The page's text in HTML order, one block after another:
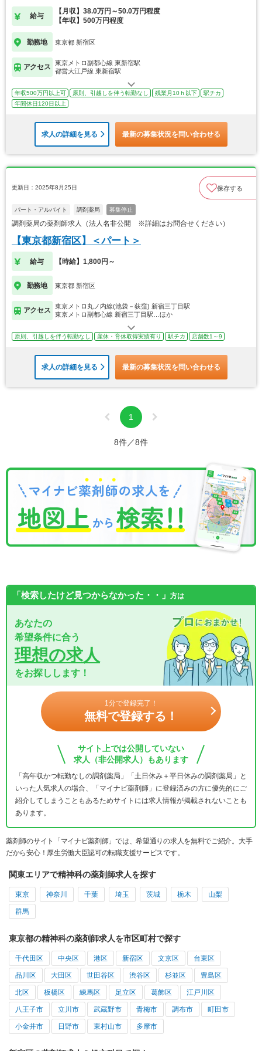
給与
【月収】38.0万円～50.0万円程度
【年収】500万円程度
勤務地 東京都 新宿区
アクセス
東京メトロ副都心線 東新宿駅
都営大江戸線 東新宿駅
年収500万円以上可 原則、引越しを伴う転勤なし 残業月10ｈ以下
駅チカ
年間休日120日以上
求人の詳細を見る 最新の募集状況を問い合わせる
更新日：2025年8月25日 保存する
パート・アルバイト 調剤薬局 募集停止
調剤薬局の薬剤師求人（法人名非公開 ※詳細はお問合せください）
【東京都新宿区】＜パート＞
給与 【時給】1,800円～
勤務地 東京都 新宿区
アクセス
東京メトロ丸ノ内線(池袋－荻窪) 新宿三丁目駅
東京メトロ副都心線 新宿三丁目駅…ほか
原則、引越しを伴う転勤なし 産休・育休取得実績有り 駅チカ 店舗数1～9
求人の詳細を見る 最新の募集状況を問い合わせる
1
8件／8件
「検索したけど見つからなかった・・」 方は
あなたの
希望条件に合う
理想の求人
をお探しします！
1分で登録完了！
無料で登録する！
サイト上では公開していない
求人（非公開求人）もあります
「高年収かつ転勤なしの調剤薬局」「土日休み＋平日休みの調剤薬局」と
いった人気求人の場合、「マイナビ薬剤師」に登録済みの方に優先的にご
紹介してしまうこともあるためサイトには求人情報が掲載されないことも
あります。
薬剤師のサイト「マイナビ薬剤師」では、希望通りの求人を無料でご紹介。大手
だから安心！厚生労働大臣認可の転職支援サービスです。
関東エリアで精神科の薬剤師求人を探す
東京 神奈川 千葉 埼玉 茨城 栃木 山梨
群馬
東京都の精神科の薬剤師求人を市区町村で探す
千代田区 中央区 港区 新宿区 文京区 台東区
品川区 大田区 世田谷区 渋谷区 杉並区 豊島区
北区 板橋区 練馬区 足立区 葛飾区 江戸川区
八王子市 立川市 武蔵野市 青梅市 調布市 町田市
小金井市 日野市 東村山市 多摩市